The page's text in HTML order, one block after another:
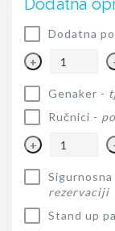
Dodatna
Dodatna
+
Genaker -
Ručnici -
+
rezervaciji
Stand up